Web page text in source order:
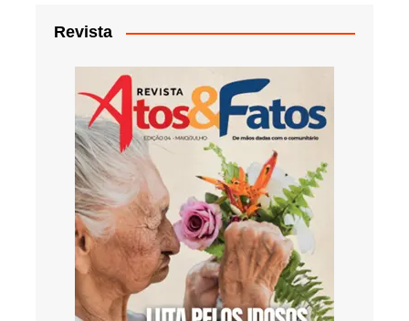
Revista